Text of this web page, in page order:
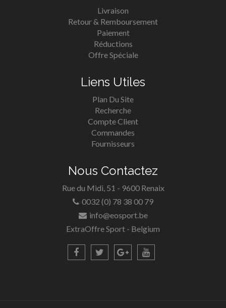
Livraison
Retour & Remboursement
Paiement
Réductions
Offre Spéciale
Liens Utiles
Plan Du Site
Recherche
Compte Client
Commandes
Fournisseurs
Nous Contactez
Rue du Midi, 51 - 9600 Renaix
0032 (0) 78 38 00 79
info@eosport.be
ExtraOffre Sport - Belgium